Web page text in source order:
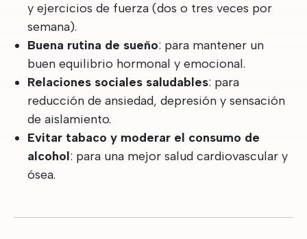
y ejercicios de fuerza (dos o tres veces por
semana).
Buena rutina de sueño: para mantener un
buen equilibrio hormonal y emocional.
Relaciones sociales saludables: para
reducción de ansiedad, depresión y sensación
de aislamiento.
Evitar tabaco y moderar el consumo de
alcohol: para una mejor salud cardiovascular y
ósea.